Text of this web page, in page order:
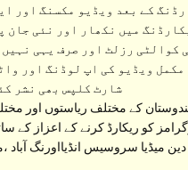
کے بعد ویڈیو مکسنگ اور
میں نکھار اور نئی جان
کوالٹی رزلٹ اور صرف یہی
مکمل ویڈیو کی اپ لوڈنگ اور
شارٹ کلپس بھی نشر
کے مختلف ریاستوں اور
کو ریکارڈ کرنے کے اعزاز
میڈیا سروسیس انڈیااورنگ آباد